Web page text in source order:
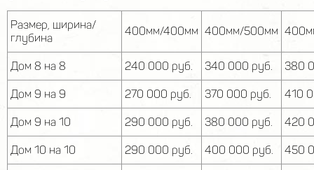
Размер, ширина/
глубина
400мм/400мм 400мм/500мм
Дом 8 на 8 240 000 руб. 340 000 руб. 380
Дом 9 на 9 270 000 руб. 370 000 руб. 410
Дом 9 на 10 290 000 руб. 380 000 руб. 420
Дом 10 на 10 290 000 руб. 400 000 руб. 450